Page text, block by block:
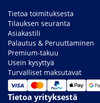
Tietoa toimituksesta
Tilauksen seuranta
Asiakastili
Palautus & Peruuttaminen
Premium-takuu
Usein kysyttyä
Turvalliset maksutavat
Tietoa yrityksestä